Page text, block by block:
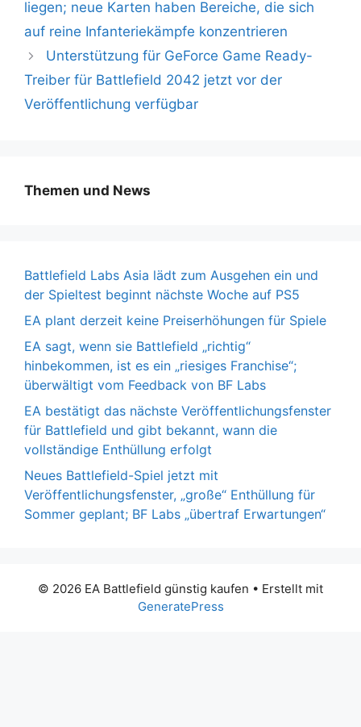
liegen; neue Karten haben Bereiche, die sich
auf reine Infanteriekämpfe konzentrieren
Unterstützung für GeForce Game Ready-
Treiber für Battlefield 2042 jetzt vor der
Veröffentlichung verfügbar
Themen und News
Battlefield Labs Asia lädt zum Ausgehen ein und
der Spieltest beginnt nächste Woche auf PS5
EA plant derzeit keine Preiserhöhungen für Spiele
EA sagt, wenn sie Battlefield „richtig“
hinbekommen, ist es ein „riesiges Franchise“;
überwältigt vom Feedback von BF Labs
EA bestätigt das nächste Veröffentlichungsfenster
für Battlefield und gibt bekannt, wann die
vollständige Enthüllung erfolgt
Neues Battlefield-Spiel jetzt mit
Veröffentlichungsfenster, „große“ Enthüllung für
Sommer geplant; BF Labs „übertraf Erwartungen“
© 2026 EA Battlefield günstig kaufen • Erstellt mit
GeneratePress